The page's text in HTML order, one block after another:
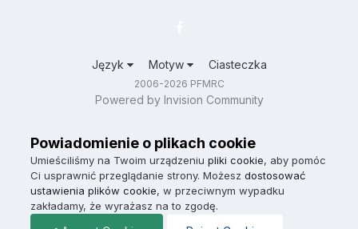
Język Motyw Ciasteczka
2006-2026 PFMRC
Powered by Invision Community
Powiadomienie o plikach cookie
Umieściliśmy na Twoim urządzeniu pliki cookie, aby pomóc
Ci usprawnić przeglądanie strony. Możesz dostosować
ustawienia plików cookie, w przeciwnym wypadku
zakładamy, że wyrażasz na to zgodę.